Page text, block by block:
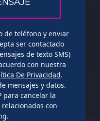
de teléfono y enviar
ser contactado
de texto SMS)
con nuestra
De Privacidad.
mensajes y datos.
para cancelar la
con